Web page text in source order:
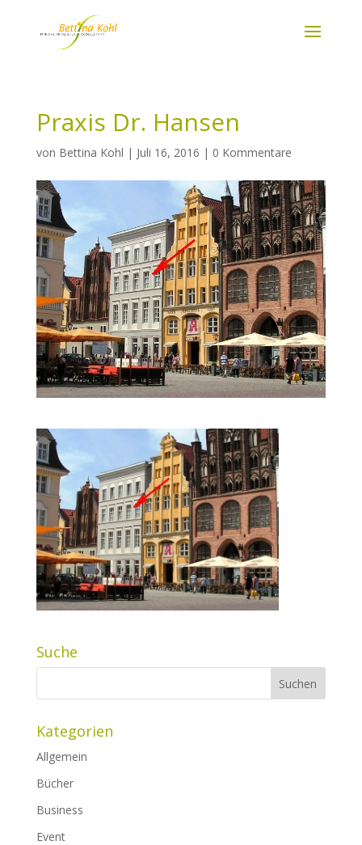
Praxis Dr. Hansen
von Bettina Kohl | Juli 16, 2016 | 0 Kommentare
Suche
Kategorien
Allgemein
Bücher
Business
Event